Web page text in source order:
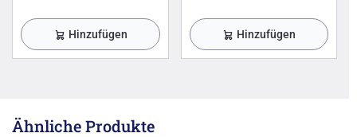
Hinzufügen Hinzufügen
Ähnliche Produkte